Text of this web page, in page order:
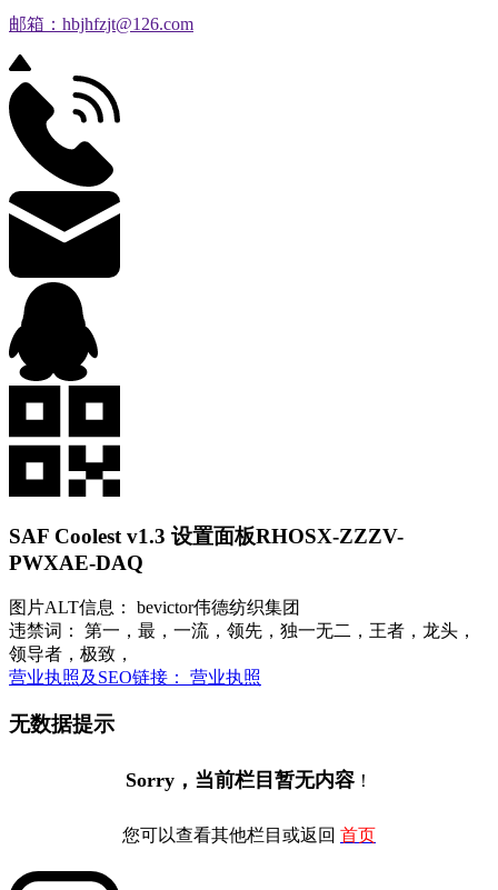
邮箱：hbjhfzjt@126.com
SAF Coolest v1.3 设置面板RHOSX-ZZZV-
PWXAE-DAQ
图片ALT信息： bevictor伟德纺织集团
违禁词： 第一，最，一流，领先，独一无二，王者，龙头，
领导者，极致，
营业执照及SEO链接： 营业执照
无数据提示
Sorry，当前栏目暂无内容 ！
您可以查看其他栏目或返回 首页